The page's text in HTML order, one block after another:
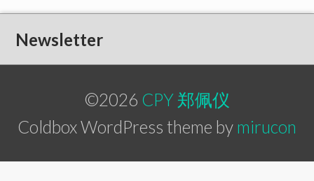
Newsletter
©2026 CPY 郑佩仪
Coldbox WordPress theme by mirucon